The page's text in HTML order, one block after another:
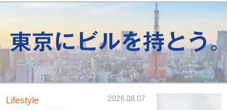
Lifestyle 2026.08.07